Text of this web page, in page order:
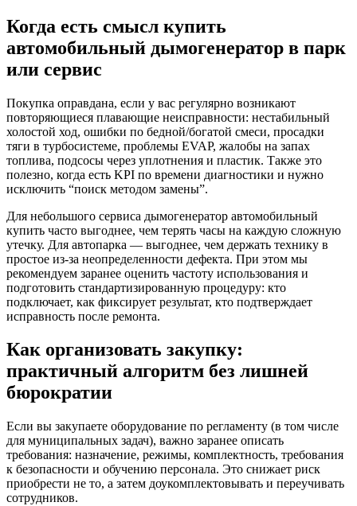
Когда есть смысл купить
автомобильный дымогенератор в парк
или сервис
Покупка оправдана, если у вас регулярно возникают
повторяющиеся плавающие неисправности: нестабильный
холостой ход, ошибки по бедной/богатой смеси, просадки
тяги в турбосистеме, проблемы EVAP, жалобы на запах
топлива, подсосы через уплотнения и пластик. Также это
полезно, когда есть KPI по времени диагностики и нужно
исключить “поиск методом замены”.
Для небольшого сервиса дымогенератор автомобильный
купить часто выгоднее, чем терять часы на каждую сложную
утечку. Для автопарка — выгоднее, чем держать технику в
простое из-за неопределенности дефекта. При этом мы
рекомендуем заранее оценить частоту использования и
подготовить стандартизированную процедуру: кто
подключает, как фиксирует результат, кто подтверждает
исправность после ремонта.
Как организовать закупку:
практичный алгоритм без лишней
бюрократии
Если вы закупаете оборудование по регламенту (в том числе
для муниципальных задач), важно заранее описать
требования: назначение, режимы, комплектность, требования
к безопасности и обучению персонала. Это снижает риск
приобрести не то, а затем доукомплектовывать и переучивать
сотрудников.